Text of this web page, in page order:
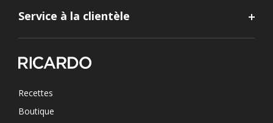
Service à la clientèle
Recettes
Boutique